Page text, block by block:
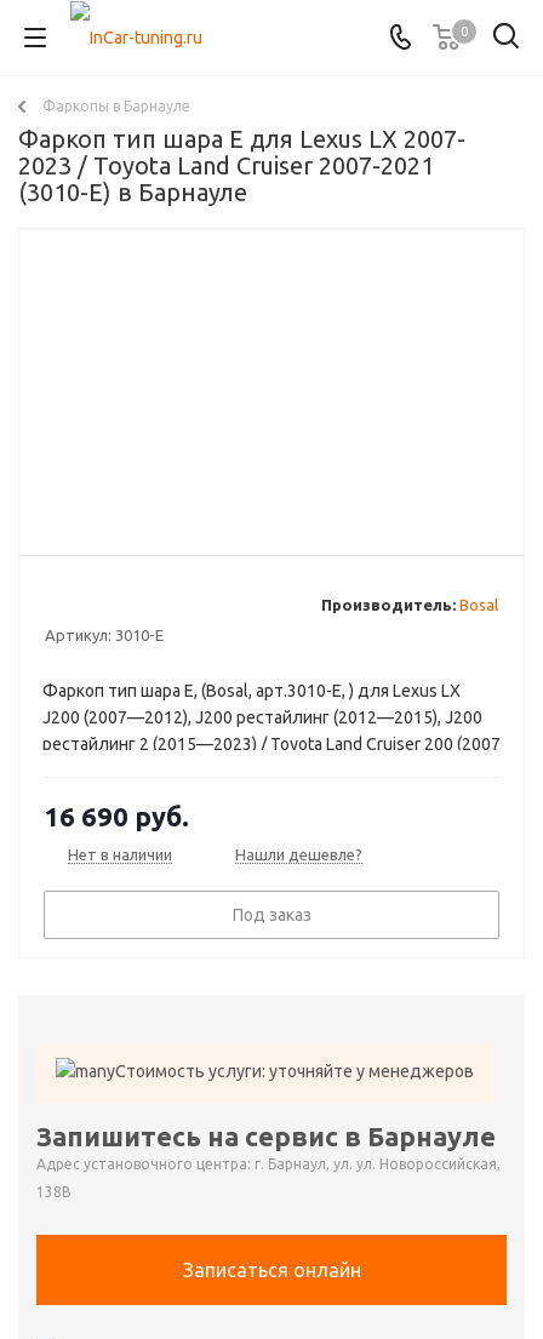
0
Фаркопы в Барнауле
Фаркоп тип шара E для Lexus LX 2007-
2023 / Toyota Land Cruiser 2007-2021
(3010-E) в Барнауле
Артикул: 3010-E
Производитель: Bosal
Фаркоп тип шара E, (Bosal, арт.3010-E, ) для Lexus LX
J200 (2007—2012), J200 рестайлинг (2012—2015), J200
рестайлинг 2 (2015—2023) / Toyota Land Cruiser 200 (2007
16 690 руб.
Нет в наличии Нашли дешевле?
Под заказ
Стоимость услуги: уточняйте у менеджеров
Запишитесь на сервис в Барнауле
Адрес установочного центра: г. Барнаул, ул. ул. Новороссийская,
138В
Записаться онлайн